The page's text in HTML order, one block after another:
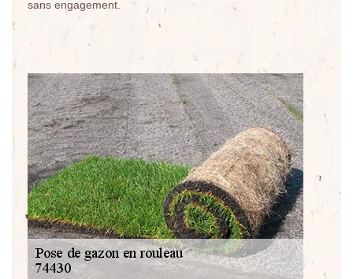
sans engagement.